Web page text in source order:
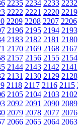
2235 2234 2233 2232
2222 2221 2220 2219
2209 2208 2207 2206
2196 2195 2194 2193
2183 2182 2181 2180
2170 2169 2168 2167
2157 2156 2155 2154
2144 2143 2142 2141
2131 2130 2129 2128
2118 2117 2116 2115
2105 2104 2103 2102
2092 2091 2090 2089
2079 2078 2077 2076
2066 2065 2064 2063